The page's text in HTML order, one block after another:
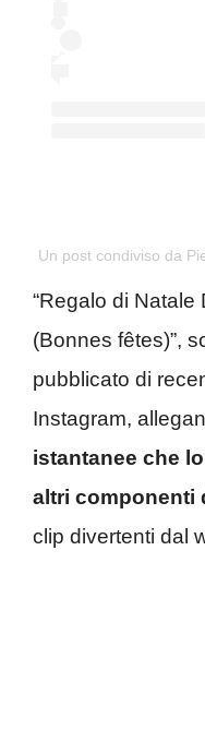
Un post condiviso da
“Regalo di Natale
(Bonnes fêtes)”,
pubblicato di
Instagram,
istantanee che
altri componenti
clip divertenti dal